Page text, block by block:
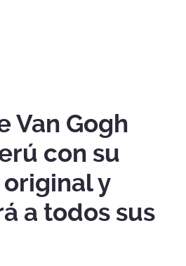
Van Gogh
con su
y
a todos sus